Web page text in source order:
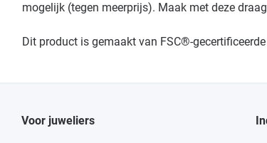
mogelijk (tegen meerprijs). Maak met deze
Dit product is gemaakt van FSC®-
Voor juweliers